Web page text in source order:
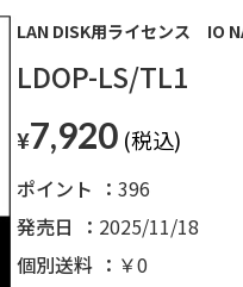
LAN DISK用ライセンス IO
LDOP-LS/TL1
¥7,920
発売日 2025/11/18
ポイント 396
個別送料
￥0